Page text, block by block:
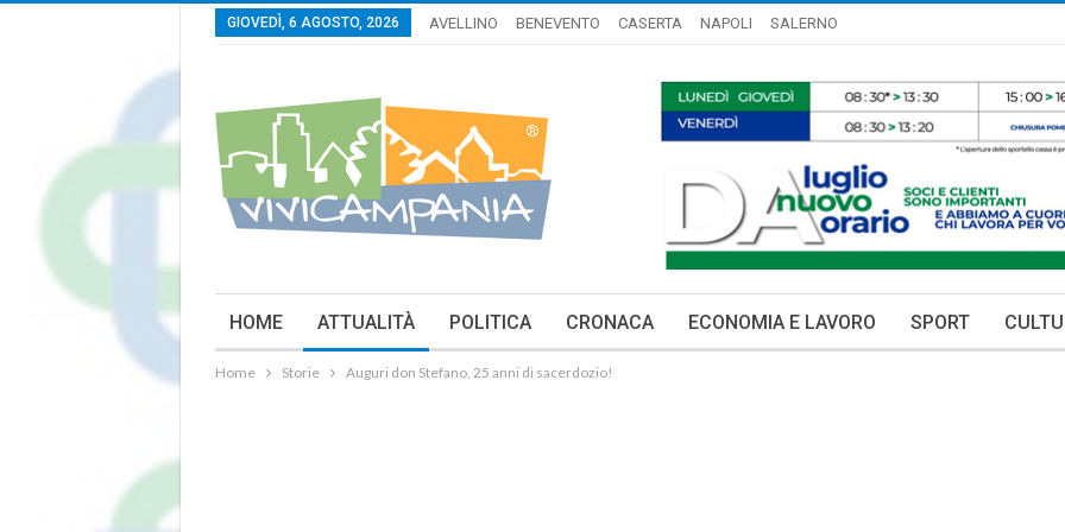
GIOVEDÌ, 6 AGOSTO, 2026 AVELLINO BENEVENTO CASERTA NAPOLI SALERNO
HOME ATTUALITÀ POLITICA CRONACA ECONOMIA E LAVORO SPORT
Home Storie Auguri don Stefano, 25 anni di sacerdozio!